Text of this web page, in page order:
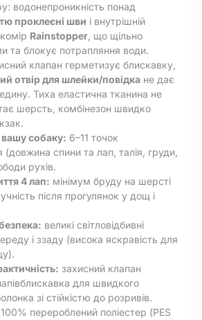
водонепроникність понад
проклеєні шви і внутрішній
Rainstopper , що щільно
та блокує потрапляння води.
клапан герметизує блискавку,
отвір для шлейки/повідка не дає
Тиха еластична тканина не
шерсть, комбінезон швидко
вашу собаку: 6–11 точок
(довжина спини та лап, талія, груди,
рухів.
4 лап: мінімум бруду на шерсті
після прогулянок у дощ і
великі світловідбивні
і ззаду (висока яскравість для
захисний клапан
для швидкого
зі стійкістю до розривів.
100% перероблений поліестер (PES